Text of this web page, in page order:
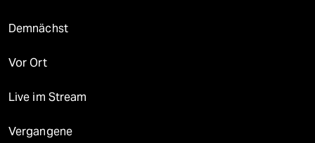
Demnächst
Vor Ort
Live im Stream
Vergangene